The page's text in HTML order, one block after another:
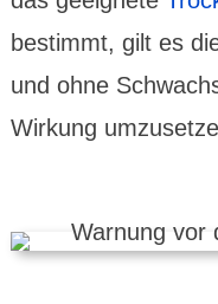
bestimmt, gilt es
und ohne
Wirkung